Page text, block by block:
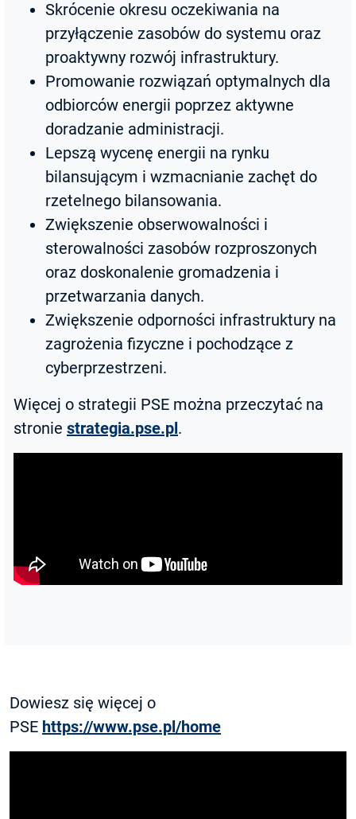
Skrócenie okresu oczekiwania na
przyłączenie zasobów do systemu oraz
proaktywny rozwój infrastruktury.
Promowanie rozwiązań optymalnych dla
odbiorców energii poprzez aktywne
doradzanie administracji.
Lepszą wycenę energii na rynku
bilansującym i wzmacnianie zachęt do
rzetelnego bilansowania.
Zwiększenie obserwowalności i
sterowalności zasobów rozproszonych
oraz doskonalenie gromadzenia i
przetwarzania danych.
Zwiększenie odporności infrastruktury na
zagrożenia fizyczne i pochodzące z
cyberprzestrzeni.
Więcej o strategii PSE można przeczytać na
stronie strategia.pse.pl .
Dowiesz się więcej o
PSE https://www.pse.pl/home